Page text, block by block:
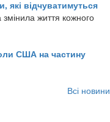
які відчуватимуться
життя кожного
США на частину
Всі новини